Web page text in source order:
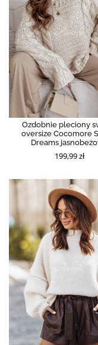
Ozdobnie pleciony
oversize Cocomore
Dreams
199,99 zł